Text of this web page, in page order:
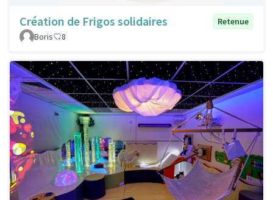
Création de Frigos solidaires
Retenue
Boris
8